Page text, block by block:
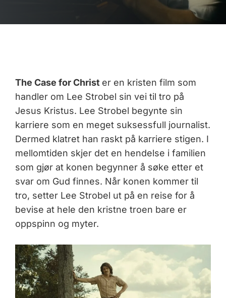
The Case for Christ er en kristen film som
handler om Lee Strobel sin vei til tro på
Jesus Kristus. Lee Strobel begynte sin
karriere som en meget suksessfull journalist.
Dermed klatret han raskt på karriere stigen. I
mellomtiden skjer det en hendelse i familien
som gjør at konen begynner å søke etter et
svar om Gud finnes. Når konen kommer til
tro, setter Lee Strobel ut på en reise for å
bevise at hele den kristne troen bare er
oppspinn og myter.